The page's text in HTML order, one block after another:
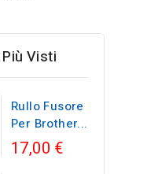
Visti
Rullo Fusore
Per Brother...
17,00 €